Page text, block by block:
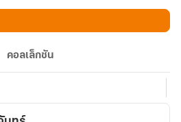
คอลเล็กชัน